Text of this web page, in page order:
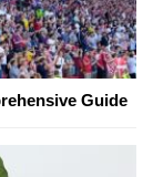
Guide